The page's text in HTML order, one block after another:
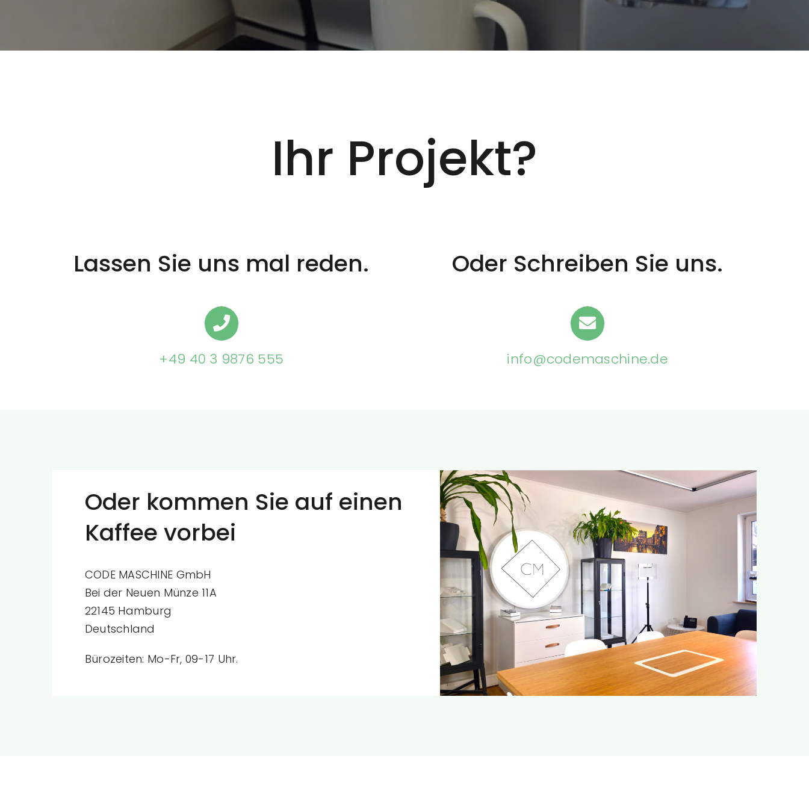
Ihr Projekt?
Lassen Sie uns mal reden.
+49 40 3 9876 555
Oder Schreiben Sie uns.
info@codemaschine.de
Oder kommen Sie auf einen
Kaffee vorbei
CODE MASCHINE GmbH
Bei der Neuen Münze 11A
22145 Hamburg
Deutschland
Bürozeiten: Mo-Fr, 09-17 Uhr.